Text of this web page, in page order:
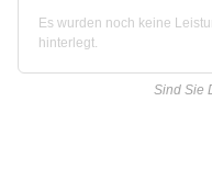
Es wurden noch keine
hinterlegt.
Sind Sie